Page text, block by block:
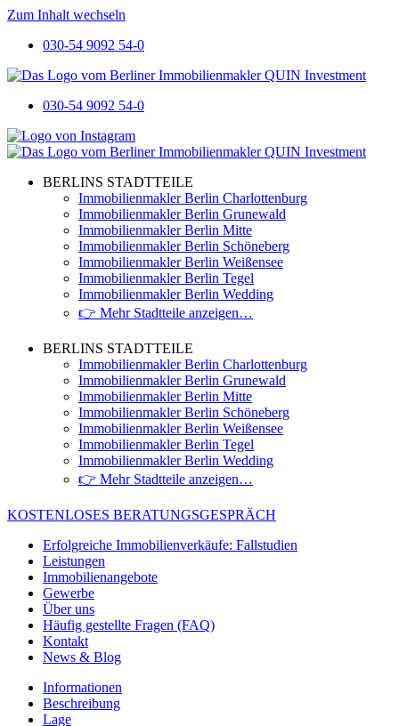
Zum Inhalt wechseln
030-54 9092 54-0
030-54 9092 54-0
BERLINS STADTTEILE
Immobilienmakler Berlin Charlottenburg
Immobilienmakler Berlin Grunewald
Immobilienmakler Berlin Mitte
Immobilienmakler Berlin Schöneberg
Immobilienmakler Berlin Weißensee
Immobilienmakler Berlin Tegel
Immobilienmakler Berlin Wedding
👉 Mehr Stadtteile anzeigen…
BERLINS STADTTEILE
Immobilienmakler Berlin Charlottenburg
Immobilienmakler Berlin Grunewald
Immobilienmakler Berlin Mitte
Immobilienmakler Berlin Schöneberg
Immobilienmakler Berlin Weißensee
Immobilienmakler Berlin Tegel
Immobilienmakler Berlin Wedding
👉 Mehr Stadtteile anzeigen…
KOSTENLOSES BERATUNGSGESPRÄCH
Erfolgreiche Immobilienverkäufe: Fallstudien
Leistungen
Immobilienangebote
Gewerbe
Über uns
Häufig gestellte Fragen (FAQ)
Kontakt
News & Blog
Informationen
Beschreibung
Lage